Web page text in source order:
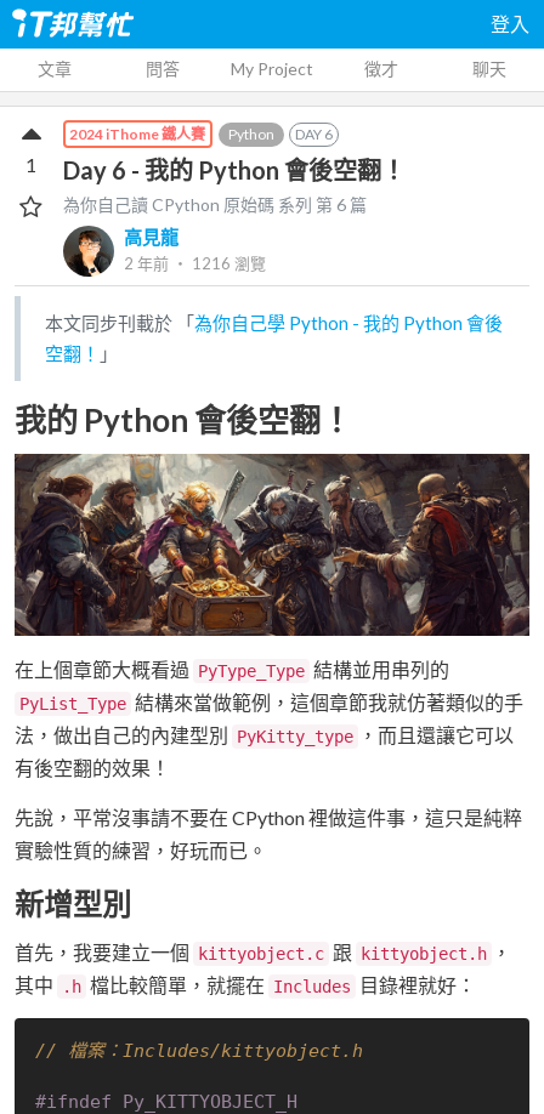
登入
文章 問答 My Project 徵才 聊天
2024 iThome 鐵人賽 Python DAY 6
Day 6 - 我的 Python 會後空翻！
為你自己讀 CPython 原始碼 系列 第6 篇
高見龍
2 年前 ‧ 1216 瀏覽
1
本文同步刊載於 「 為你自己學 Python - 我的 Python 會後
空翻！ 」
我的 Python 會後空翻！
在上個章節大概看過 PyType_Type 結構並用串列的
PyList_Type 結構來當做範例，這個章節我就仿著類似的手
法，做出自己的內建型別
PyKitty_type
，而且還讓它可以
有後空翻的效果！
先說，平常沒事請不要在 CPython 裡做這件事，這只是純粹
實驗性質的練習，好玩而已。
新增型別
首先，我要建立一個 kittyobject.c 跟 kittyobject.h
，
其中
.h 檔比較簡單，就擺在 Includes 目錄裡就好：
// 檔案：Includes/kittyobject.h
#ifndef Py_KITTYOBJECT_H